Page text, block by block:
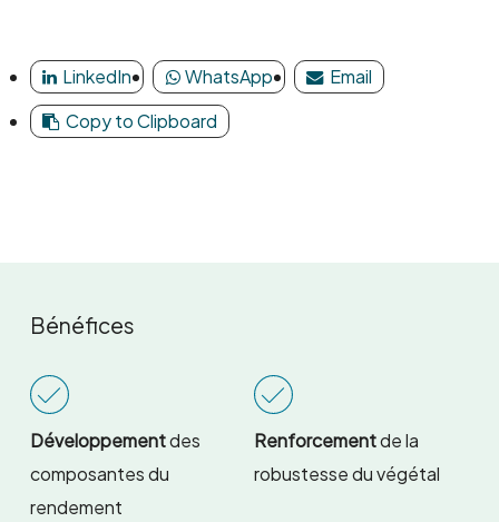
LinkedIn WhatsApp
Email
Copy to Clipboard
Bénéfices
Développementdes
composantes du
rendement
Renforcementde la
robustesse du végétal